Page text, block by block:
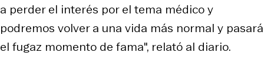
a perder el interés por el tema médico y
podremos volver a una vida más normal y pasará
el fugaz momento de fama", relató al diario.